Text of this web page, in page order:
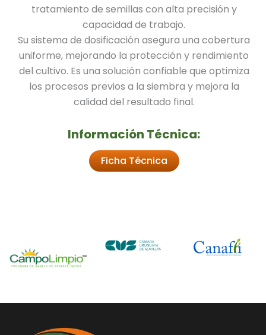
tratamiento de semillas con alta precisión y
capacidad de trabajo.
Su sistema de dosificación asegura una cobertura
uniforme, mejorando la protección y rendimiento
del cultivo. Es una solución confiable que optimiza
los procesos previos a la siembra y mejora la
calidad del resultado final.
Información Técnica:
Ficha Técnica